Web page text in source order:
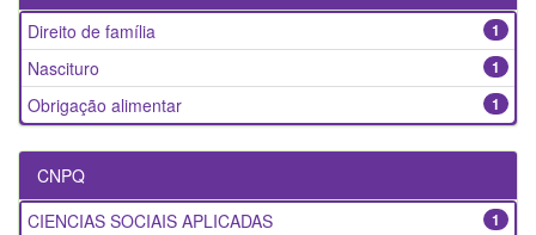
1
Direito de família
1
Nascituro
1
Obrigação alimentar
CNPQ
1
CIENCIAS SOCIAIS APLICADAS